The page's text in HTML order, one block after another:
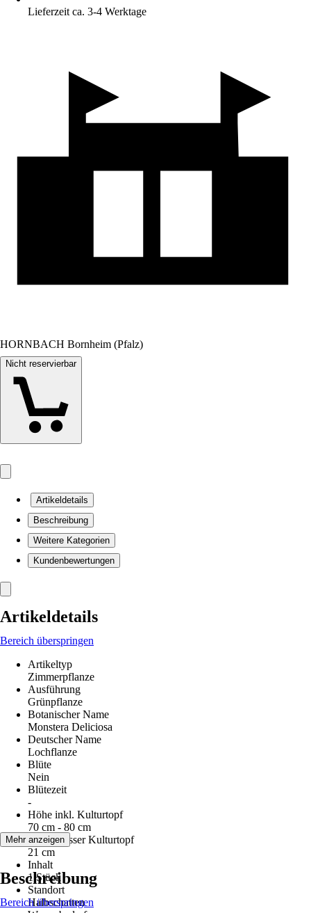
Lieferzeit ca. 3-4 Werktage
HORNBACH Bornheim (Pfalz)
Nicht reservierbar
Artikeldetails
Beschreibung
Weitere Kategorien
Kundenbewertungen
Artikeldetails
Bereich überspringen
Artikeltyp
Zimmerpflanze
Ausführung
Grünpflanze
Botanischer Name
Monstera Deliciosa
Deutscher Name
Lochflanze
Blüte
Nein
Blütezeit
-
Höhe inkl. Kulturtopf
70 cm - 80 cm
Durchmesser Kulturtopf
21 cm
Inhalt
1 Stück
Standort
Halbschatten
Mehr anzeigen
Beschreibung
Bereich überspringen